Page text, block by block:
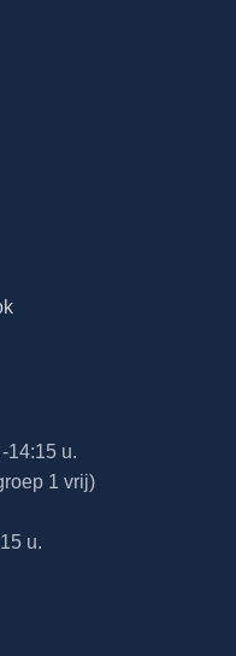
14:15 u.
1 vrij)
u.